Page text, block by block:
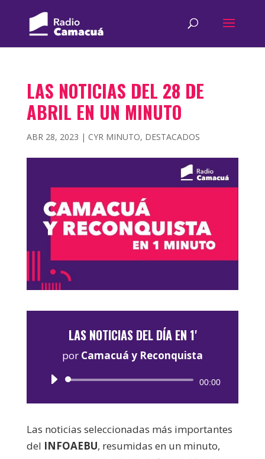
LAS NOTICIAS DEL 28 DE
ABRIL EN UN MINUTO
ABR 28, 2023 | CYR MINUTO, DESTACADOS
LAS NOTICIAS DEL DÍA EN 1'
por Camacuá y Reconquista
Reproductor
00:00
Las noticias seleccionadas más importantes
del INFOAEBU, resumidas en un minuto,